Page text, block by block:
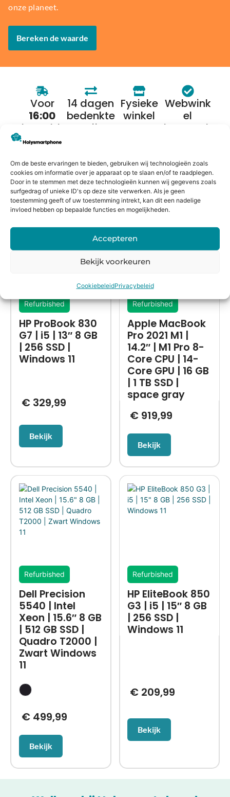
Om de beste ervaringen te bieden, gebruiken wij technologieën zoals
cookies om informatie over je apparaat op te slaan en/of te raadplegen.
Door in te stemmen met deze technologieën kunnen wij gegevens zoals
surfgedrag of unieke ID's op deze site verwerken. Als je geen
toestemming geeft of uw toestemming intrekt, kan dit een nadelige
invloed hebben op bepaalde functies en mogelijkheden.
Accepteren
Bekijk voorkeuren
CookiebeleidPrivacybeleid
onze planeet.
Bereken de waarde
Voor
16:00
besteld,
morgen
14 dagen
bedenkte
rmijn
Fysieke
winkel
Webwink
el
keurmerk
Alternatieven
Refurbished
HP ProBook 830
G7 | i5 | 13″ 8 GB
| 256 SSD |
Windows 11
€329,99
Bekijk
Refurbished
Apple MacBook
Pro 2021 M1 |
14.2″ | M1 Pro 8-
Core CPU | 14-
Core GPU | 16 GB
| 1 TB SSD |
space gray
€ 919,99
Bekijk
Refurbished
Dell Precision
5540 | Intel
Xeon | 15.6″ 8 GB
| 512 GB SSD |
Quadro T2000 |
Zwart Windows
11
€499,99
Bekijk
Refurbished
HP EliteBook 850
G3 | i5 | 15″ 8 GB
| 256 SSD |
Windows 11
€ 209,99
Bekijk